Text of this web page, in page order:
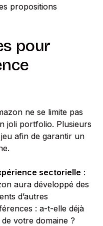
propositions
pour
ne se limite pas
joli portfolio. Plusieurs
afin de garantir un
sectorielle :
aura développé des
d’autres
: a-t-elle déjà
votre domaine ?